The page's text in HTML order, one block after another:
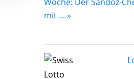
mit ... »